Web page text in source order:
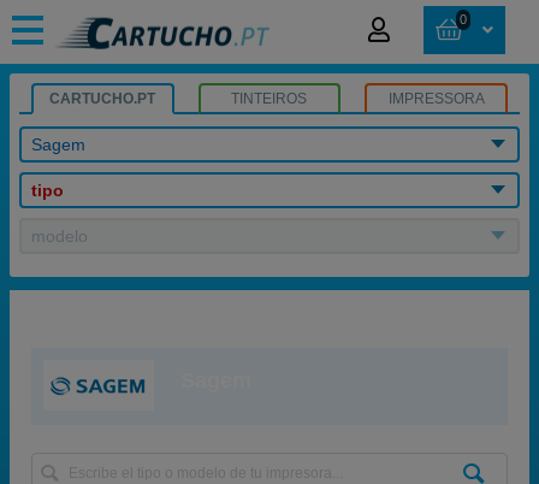
0
CARTUCHO.PT TINTEIROS IMPRESSORA
Sagem
tipo
modelo